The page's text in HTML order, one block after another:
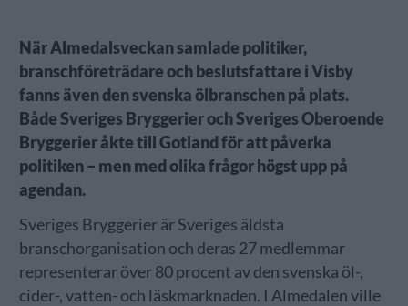
När Almedalsveckan samlade politiker,
branschföreträdare och beslutsfattare i Visby
fanns även den svenska ölbranschen på plats.
Både Sveriges Bryggerier och Sveriges Oberoende
Bryggerier åkte till Gotland för att påverka
politiken – men med olika frågor högst upp på
agendan.
Sveriges Bryggerier är Sveriges äldsta
branschorganisation och deras 27 medlemmar
representerar över 80 procent av den svenska öl-,
cider-, vatten- och läskmarknaden. I Almedalen ville